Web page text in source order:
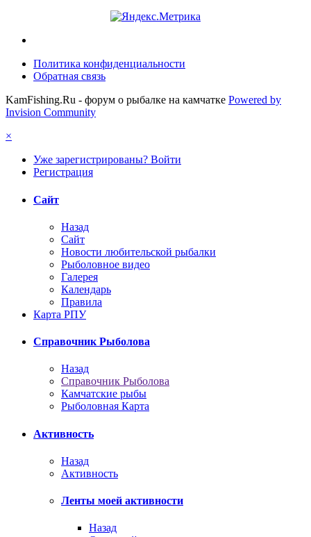
Политика конфиденциальности
Обратная связь
KamFishing.Ru - форум о рыбалке на камчатке Powered by
Invision Community
×
Уже зарегистрированы? Войти
Регистрация
Сайт
Назад
Сайт
Новости любительской рыбалки
Рыболовное видео
Галерея
Календарь
Правила
Карта РПУ
Справочник Рыболова
Назад
Справочник Рыболова
Камчатские рыбы
Рыболовная Карта
Активность
Назад
Активность
Ленты моей активности
Назад